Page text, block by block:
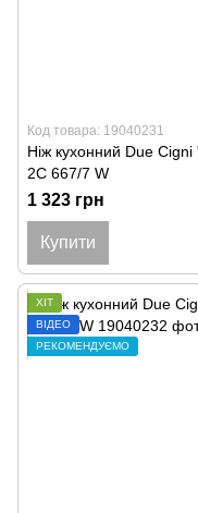
Код товара: 19040231
Ніж кухонний Due
2C 667/7 W
1 323 грн
Купити
ХІТ
ВІДЕО
РЕКОМЕНДУЄМО